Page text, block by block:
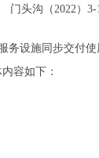
门头沟（2022）3-
设施同步交付
容如下：